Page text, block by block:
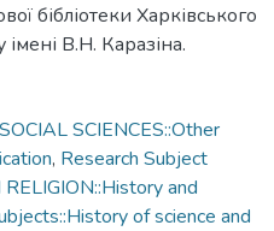
бібліотеки Харківського
імені В.Н. Каразіна.
SCIENCES::Other
, Research Subject
and
of science and